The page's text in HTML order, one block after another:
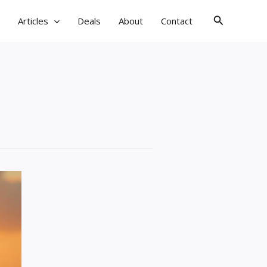
Articles Deals About Contact
검